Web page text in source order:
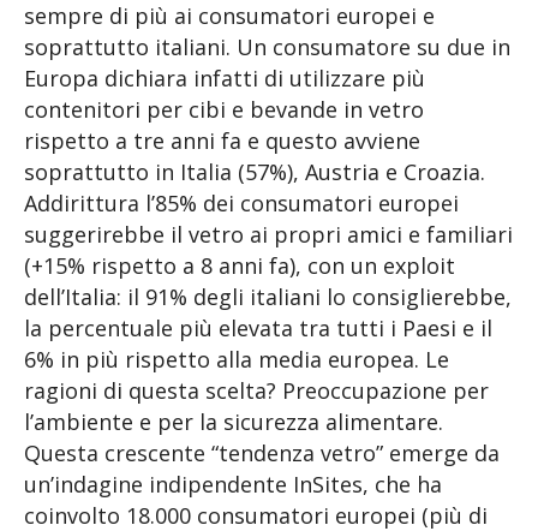
sempre di più ai consumatori europei e
soprattutto italiani. Un consumatore su due in
Europa dichiara infatti di utilizzare più
contenitori per cibi e bevande in vetro
rispetto a tre anni fa e questo avviene
soprattutto in Italia (57%), Austria e Croazia.
Addirittura l’85% dei consumatori europei
suggerirebbe il vetro ai propri amici e familiari
(+15% rispetto a 8 anni fa), con un exploit
dell’Italia: il 91% degli italiani lo consiglierebbe,
la percentuale più elevata tra tutti i Paesi e il
6% in più rispetto alla media europea. Le
ragioni di questa scelta? Preoccupazione per
l’ambiente e per la sicurezza alimentare.
Questa crescente “tendenza vetro” emerge da
un’indagine indipendente InSites, che ha
coinvolto 18.000 consumatori europei (più di